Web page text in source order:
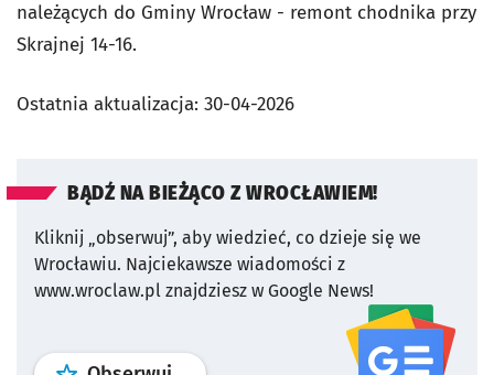
należących do Gminy Wrocław - remont chodnika przy
Skrajnej 14-16.
Ostatnia aktualizacja: 30-04-2026
BĄDŹ NA BIEŻĄCO Z WROCŁAWIEM!
Kliknij „obserwuj”, aby wiedzieć, co dzieje się we
Wrocławiu. Najciekawsze wiadomości z
www.wroclaw.pl znajdziesz w Google News!